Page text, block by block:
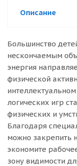
Описание
Большинство
нескончаемым
энергия
физической
логических игр
физических и
Благодаря
можно закрепить
экономите
зону видимости